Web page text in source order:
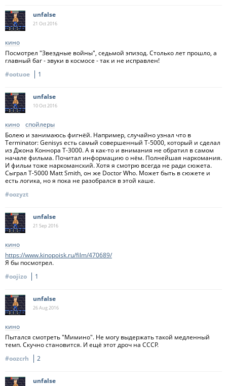
unfalse
21 Oct2016
кино
Посмотрел "Звездные войны", седьмой эпизод. Столько лет прошло, а
главный баг - звуки в космосе - так и не исправлен!
#ootuoe
1
unfalse
10 Oct2016
кино
спойлеры
Болею и занимаюсь фигнёй. Например, случайно узнал что в
Terminator: Genisys есть самый совершенный T-5000, который и сделал
из Джона Коннора T-3000. А я как-то и внимания не обратил в самом
начале фильма. Почитал информацию о нём. Полнейшая наркомания.
И фильм тоже наркоманский. Хотя я смотрю всегда не ради сюжета.
Сыграл T-5000 Matt Smith, он же Doctor Who. Может быть в сюжете и
есть логика, но я пока не разобрался в этой каше.
#oozyzt
unfalse
21 Sep 2016
кино
https://www.kinopoisk.ru/film/470689/
Я бы посмотрел.
#oojizo
1
unfalse
26 Aug2016
кино
Пытался смотреть "Мимино". Не могу выдержать такой медленный
темп. Скучно становится. И ещё этот дроч на СССР.
#oozcrh
2
unfalse